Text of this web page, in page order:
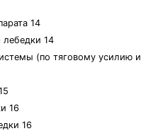
14
14
(по тяговому усилию и
16
16